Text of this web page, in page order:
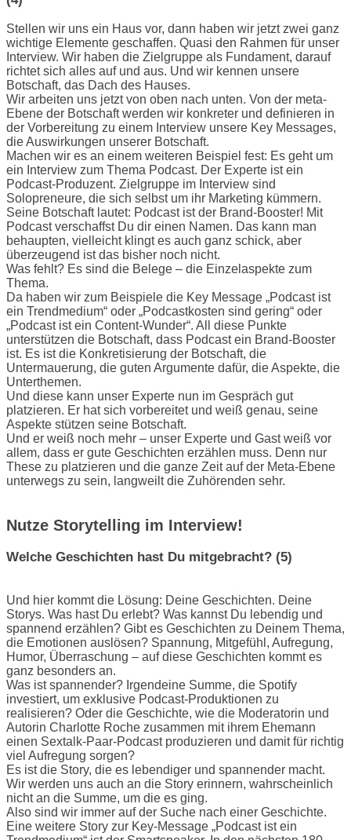
Stellen wir uns ein Haus vor, dann haben wir jetzt zwei ganz
wichtige Elemente geschaffen. Quasi den Rahmen für unser
Interview. Wir haben die Zielgruppe als Fundament, darauf
richtet sich alles auf und aus. Und wir kennen unsere
Botschaft, das Dach des Hauses.
Wir arbeiten uns jetzt von oben nach unten. Von der meta-
Ebene der Botschaft werden wir konkreter und definieren in
der Vorbereitung zu einem Interview unsere Key Messages,
die Auswirkungen unserer Botschaft.
Machen wir es an einem weiteren Beispiel fest: Es geht um
ein Interview zum Thema Podcast. Der Experte ist ein
Podcast-Produzent. Zielgruppe im Interview sind
Solopreneure, die sich selbst um ihr Marketing kümmern.
Seine Botschaft lautet: Podcast ist der Brand-Booster! Mit
Podcast verschaffst Du dir einen Namen. Das kann man
behaupten, vielleicht klingt es auch ganz schick, aber
überzeugend ist das bisher noch nicht.
Was fehlt? Es sind die Belege – die Einzelaspekte zum
Thema.
Da haben wir zum Beispiele die Key Message „Podcast ist
ein Trendmedium“ oder „Podcastkosten sind gering“ oder
„Podcast ist ein Content-Wunder“. All diese Punkte
unterstützen die Botschaft, dass Podcast ein Brand-Booster
ist. Es ist die Konkretisierung der Botschaft, die
Untermauerung, die guten Argumente dafür, die Aspekte, die
Unterthemen.
Und diese kann unser Experte nun im Gespräch gut
platzieren. Er hat sich vorbereitet und weiß genau, seine
Aspekte stützen seine Botschaft.
Und er weiß noch mehr – unser Experte und Gast weiß vor
allem, dass er gute Geschichten erzählen muss. Denn nur
These zu platzieren und die ganze Zeit auf der Meta-Ebene
unterwegs zu sein, langweilt die Zuhörenden sehr.
Nutze Storytelling im Interview!
Welche Geschichten hast Du mitgebracht? (5)
Und hier kommt die Lösung: Deine Geschichten. Deine
Storys. Was hast Du erlebt? Was kannst Du lebendig und
spannend erzählen? Gibt es Geschichten zu Deinem Thema,
die Emotionen auslösen? Spannung, Mitgefühl, Aufregung,
Humor, Überraschung – auf diese Geschichten kommt es
ganz besonders an.
Was ist spannender? Irgendeine Summe, die Spotify
investiert, um exklusive Podcast-Produktionen zu
realisieren? Oder die Geschichte, wie die Moderatorin und
Autorin Charlotte Roche zusammen mit ihrem Ehemann
einen Sextalk-Paar-Podcast produzieren und damit für richtig
viel Aufregung sorgen?
Es ist die Story, die es lebendiger und spannender macht.
Wir werden uns auch an die Story erinnern, wahrscheinlich
nicht an die Summe, um die es ging.
Also sind wir immer auf der Suche nach einer Geschichte.
Eine weitere Story zur Key-Message „Podcast ist ein